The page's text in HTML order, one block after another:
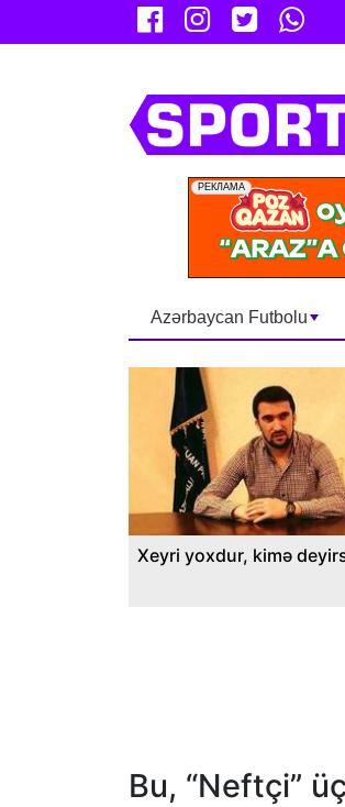
Azərbaycan Futbolu
Xeyri yoxdur, kimə
Bu, “Neftçi”